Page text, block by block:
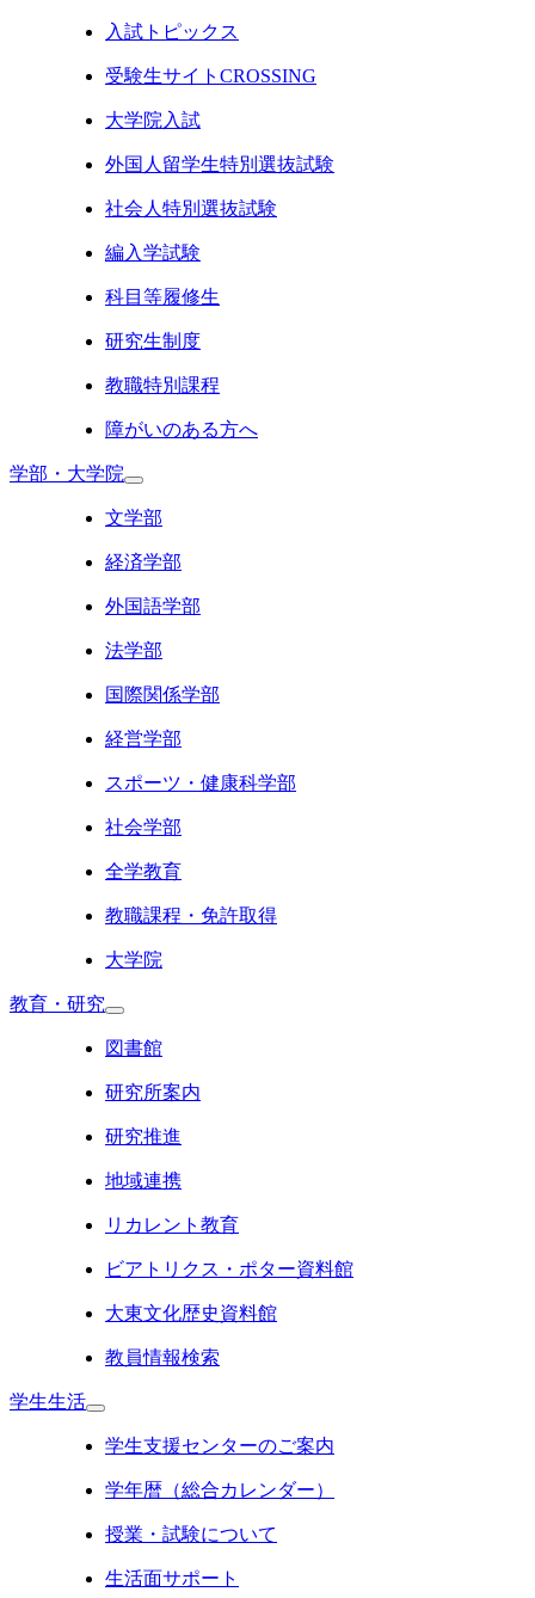
入試トピックス
受験生サイトCROSSING
大学院入試
外国人留学生特別選抜試験
社会人特別選抜試験
編入学試験
科目等履修生
研究生制度
教職特別課程
障がいのある方へ
学部・大学院
文学部
経済学部
外国語学部
法学部
国際関係学部
経営学部
スポーツ・健康科学部
社会学部
全学教育
教職課程・免許取得
大学院
教育・研究
図書館
研究所案内
研究推進
地域連携
リカレント教育
ビアトリクス・ポター資料館
大東文化歴史資料館
教員情報検索
学生生活
学生支援センターのご案内
学年暦（総合カレンダー）
授業・試験について
生活面サポート